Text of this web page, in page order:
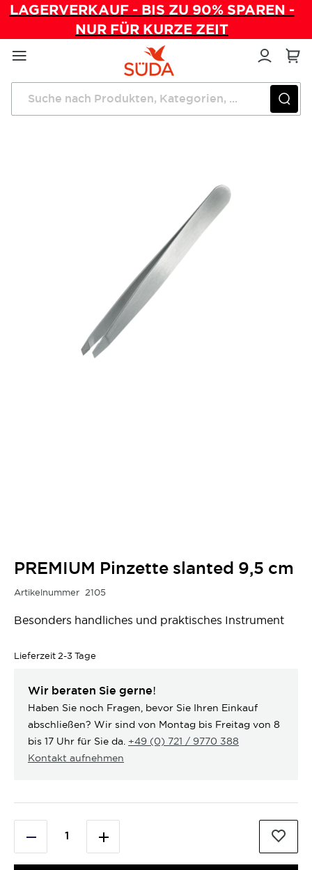
LAGERVERKAUF - BIS ZU 90% SPAREN -
NUR FÜR KURZE ZEIT
Direkt
zum
Inhalt
Startseite Instrumente PREMIUM Pinzette slanted 9,5 cm
PREMIUM Pinzette slanted 9,5 cm
Artikelnummer 2105
Besonders handliches und praktisches Instrument
Lieferzeit 2-3 Tage
Wir beraten Sie gerne!
Haben Sie noch Fragen, bevor Sie Ihren Einkauf
abschließen? Wir sind von Montag bis Freitag von 8
bis 17 Uhr für Sie da. +49 (0) 721 / 9770 388
Kontakt aufnehmen